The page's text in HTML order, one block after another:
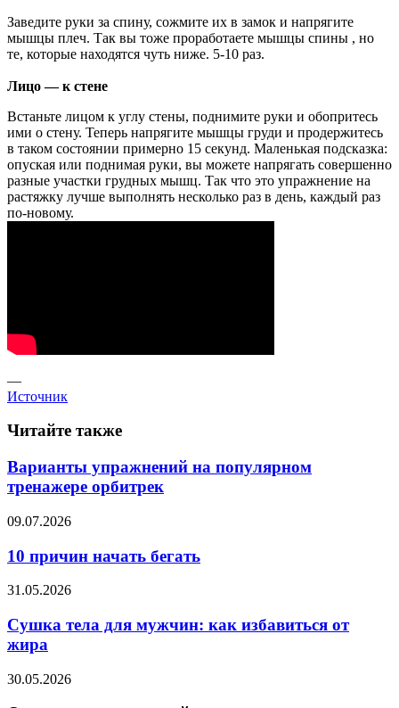
Заведите руки за спину, сожмите их в замок и напрягите
мышцы плеч. Так вы тоже проработаете мышцы спины , но
те, которые находятся чуть ниже. 5-10 раз.
Лицо — к стене
Встаньте лицом к углу стены, поднимите руки и обопритесь
ими о стену. Теперь напрягите мышцы груди и продержитесь
в таком состоянии примерно 15 секунд. Маленькая подсказка:
опуская или поднимая руки, вы можете напрягать совершенно
разные участки грудных мышц. Так что это упражнение на
растяжку лучше выполнять несколько раз в день, каждый раз
по-новому.
—
Источник
Читайте также
Варианты упражнений на популярном
тренажере орбитрек
09.07.2026
10 причин начать бегать
31.05.2026
Сушка тела для мужчин: как избавиться от
жира
30.05.2026